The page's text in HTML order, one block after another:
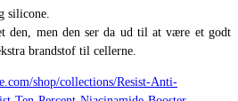
silicone.
den, men den ser da ud til at være et godt
brandstof til cellerne.
shop/collections/Resist-Anti-